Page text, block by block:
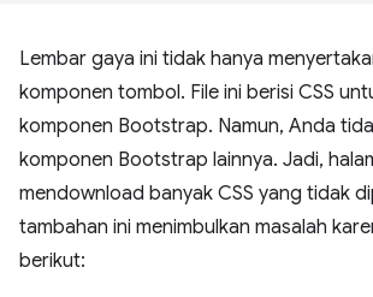
Lembar gaya ini tidak hanya
komponen tombol. File ini berisi CSS
komponen Bootstrap. Namun, Anda
komponen Bootstrap lainnya. Jadi,
mendownload banyak CSS yang tidak
tambahan ini menimbulkan masalah
berikut: